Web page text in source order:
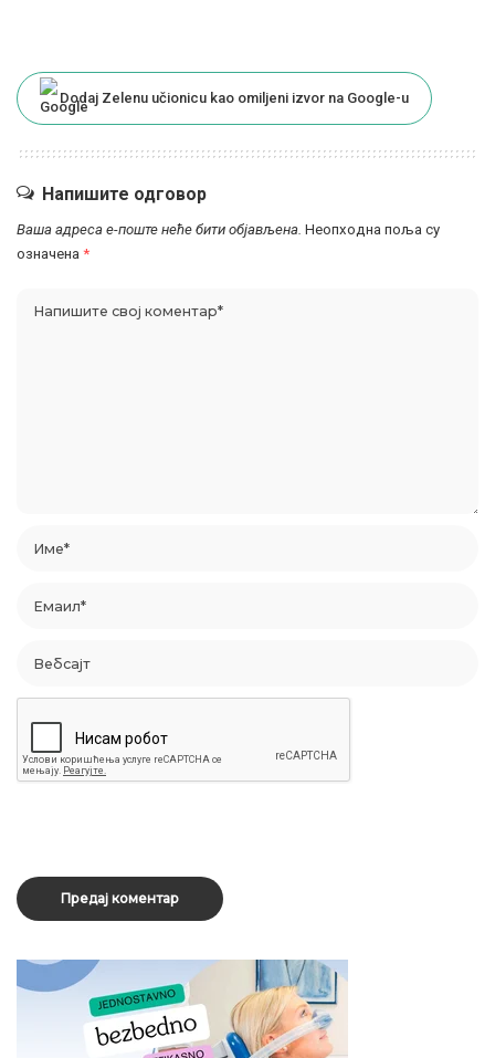
Dodaj Zelenu učionicu kao omiljeni izvor na Google-u
Напишите одговор
Ваша адреса е-поште неће бити објављена. Неопходна поља су
означена *